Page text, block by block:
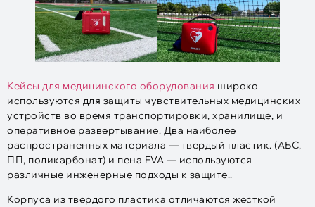
Кейсы для медицинского оборудования широко
используются для защиты чувствительных медицинских
устройств во время транспортировки, хранилище, и
оперативное развертывание. Два наиболее
распространенных материала — твердый пластик. (АБС,
ПП, поликарбонат) и пена EVA — используются
различные инженерные подходы к защите..
Корпуса из твердого пластика отличаются жесткой